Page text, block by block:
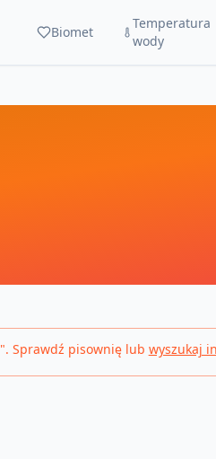
Biomet
Temperatura
wody
". Sprawdź pisownię lub wyszukaj